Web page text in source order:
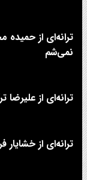
ترانه‌ای از
نمی‌شم
ترانه‌ای از
ترانه‌ای از